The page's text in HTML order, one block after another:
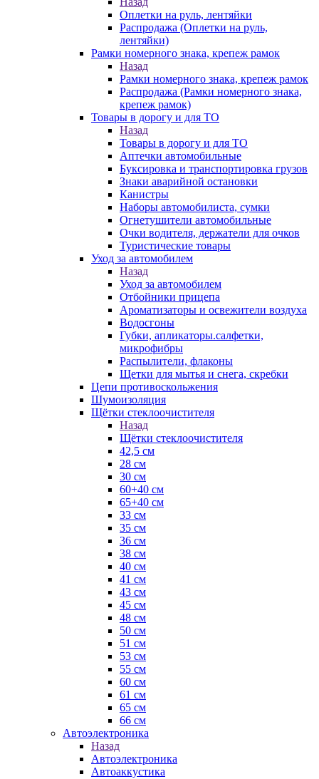
Оплетки на руль, лентяйки
Распродажа (Оплетки на руль,
лентяйки)
Рамки номерного знака, крепеж рамок
Назад
Рамки номерного знака, крепеж рамок
Распродажа (Рамки номерного знака,
крепеж рамок)
Товары в дорогу и для ТО
Назад
Товары в дорогу и для ТО
Аптечки автомобильные
Буксировка и транспортировка грузов
Знаки аварийной остановки
Канистры
Наборы автомобилиста, сумки
Огнетушители автомобильные
Очки водителя, держатели для очков
Туристические товары
Уход за автомобилем
Назад
Уход за автомобилем
Отбойники прицепа
Ароматизаторы и освежители воздуха
Водосгоны
Губки, апликаторы.салфетки,
микрофибры
Распылители, флаконы
Щетки для мытья и снега, скребки
Цепи противоскольжения
Шумоизоляция
Щётки стеклоочистителя
Назад
Щётки стеклоочистителя
42,5 см
28 см
30 см
60+40 см
65+40 см
33 см
35 см
36 см
38 см
40 см
41 см
43 см
45 см
48 см
50 см
51 см
53 см
55 см
60 см
61 см
65 см
66 см
Автоэлектроника
Назад
Автоэлектроника
Автоаккустика